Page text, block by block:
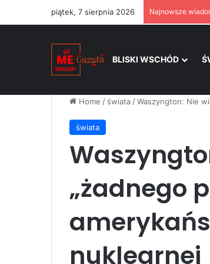
piątek, 7 sierpnia 2026 Najnowsze
BLISKI WSCHÓD
Home / świata /Waszyngton: Nie
świata
„żadnego
nuklearnej